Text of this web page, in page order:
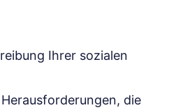
Ihrer sozialen
die